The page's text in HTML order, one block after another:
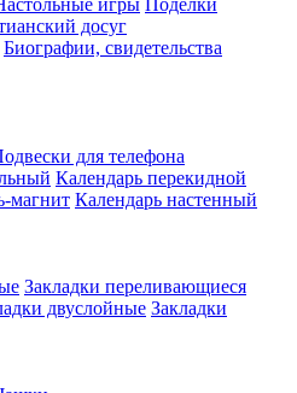
досуг
Биографии, свидетельства
для телефона
Календарь перекидной
магнит Календарь настенный
Закладки переливающиеся
двуслойные Закладки